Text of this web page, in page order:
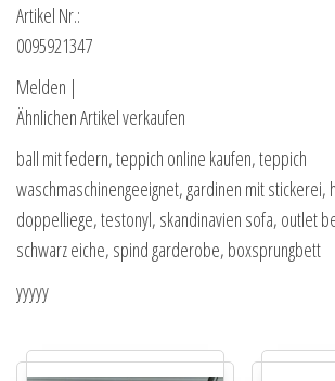
Artikel Nr.:
0095921347
Melden |
Ähnlichen Artikel verkaufen
ball mit federn, teppich online kaufen, teppich
waschmaschinengeeignet, gardinen mit stickerei,
doppelliege, testonyl, skandinavien sofa, outlet
schwarz eiche, spind garderobe, boxsprungbett
yyyyy